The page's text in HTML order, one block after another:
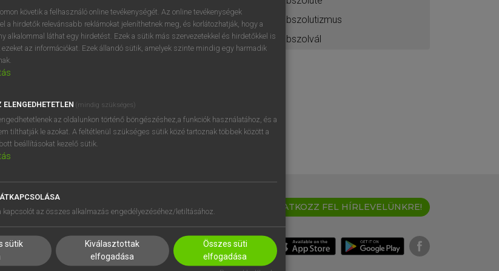
abszolutizmus
abszolvál
SÚGÓ
RÓLUNK
SÜTI BEÁLLÍTÁSOK
IRATKOZZ FEL HÍRLEVELÜNKRE!
követik a felhasználó online tevékenységét. Az online tevékenységek
a hirdetők relevánsabb reklámokat jeleníthetnek meg, és korlátozhatják, hogy a
alkalommal láthat egy hirdetést. Ezek a sütik más szervezetekkel és hirdetőkkel is
az információkat. Ezek állandó sütik, amelyek szinte mindig egy harmadik
ELENGEDHETETLEN (mindig szükséges)
az oldalunkon történő böngészéshez,a funkciók használatához, és a
tilthatják le azokat. A feltétlenül szükséges sütik közé tartoznak többek között a
beállításokat kezelő sütik.
kapcsolót az összes alkalmazás engedélyezéséhez/letiltásához.
sütik
Kiválasztottak
elfogadása
Összes süti
elfogadása